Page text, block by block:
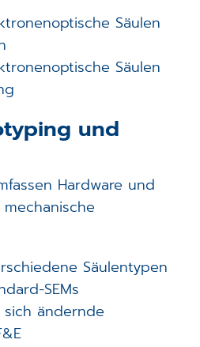
Säulen
Säulen
und
Hardware und
Säulentypen
SEMs
ändernde